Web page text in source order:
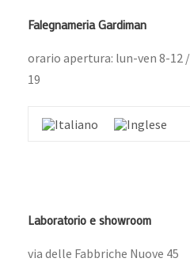
Falegnameria Gardiman
orario apertura: lun-ven 8-12
19
Laboratorio e showroom
via delle Fabbriche Nuove 45